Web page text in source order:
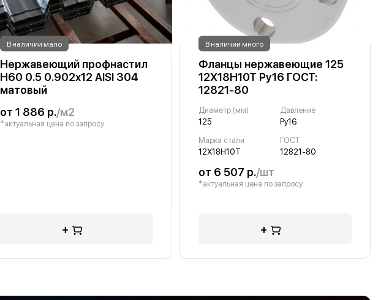
В наличии мало
Нержавеющий профнастил
Н60 0.5 0.902х12 AISI 304
матовый
от 1 886 р./м2
*актуальная цена по запросу
+
В наличии много
Фланцы нержавеющие 125
12Х18Н10Т Ру16 ГОСТ:
12821-80
Диаметр (мм)
125
Давление
Ру16
Марка стали
12Х18Н10Т
ГОСТ
12821-80
от 6 507 р./шт
*актуальная цена по запросу
+